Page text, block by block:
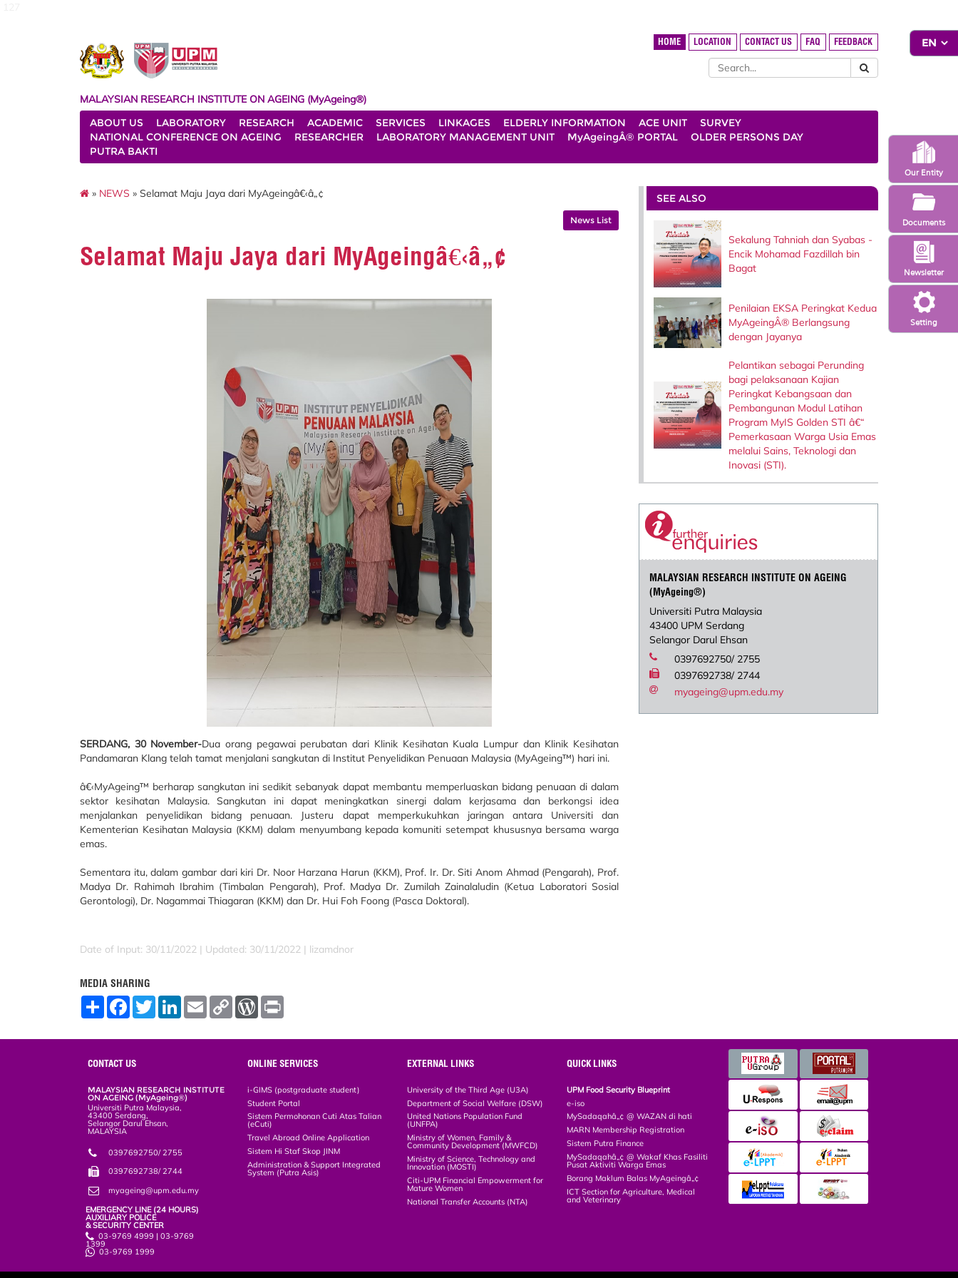
Setting
Newsletter
Our Entity
Documents
HOME LOCATION CONTACT US FAQ FEEDBACK
MALAYSIAN RESEARCH INSTITUTE ON AGEING (MyAgeing®)
ABOUT US
LABORATORY RESEARCH ACADEMIC SERVICES LINKAGES ELDERLY INFORMATION ACE UNIT
SURVEY
NATIONAL CONFERENCE ON AGEING
RESEARCHER LABORATORY MANAGEMENT UNIT MyAgeingÂ® PORTAL
OLDER PERSONS DAY
PUTRA BAKTI
» NEWS » Selamat Maju Jaya dari MyAgeingâ€‹â„¢
News List
Selamat Maju Jaya dari MyAgeingâ€‹â„¢
SERDANG, 30 November-Dua orang pegawai perubatan dari Klinik Kesihatan Kuala Lumpur dan Klinik Kesihatan
Pandamaran Klang telah tamat menjalani sangkutan di Institut Penyelidikan Penuaan Malaysia (MyAgeing™) hari ini.
â€‹MyAgeing™ berharap sangkutan ini sedikit sebanyak dapat membantu memperluaskan bidang penuaan di dalam
sektor kesihatan Malaysia. Sangkutan ini dapat meningkatkan sinergi dalam kerjasama dan berkongsi idea
menjalankan penyelidikan bidang penuaan. Justeru dapat memperkukuhkan jaringan antara Universiti dan
Kementerian Kesihatan Malaysia (KKM) dalam menyumbang kepada komuniti setempat khususnya bersama warga
emas.
Sementara itu, dalam gambar dari kiri Dr. Noor Harzana Harun (KKM), Prof. Ir. Dr. Siti Anom Ahmad (Pengarah), Prof.
Madya Dr. Rahimah Ibrahim (Timbalan Pengarah), Prof. Madya Dr. Zumilah Zainalaludin (Ketua Laboratori Sosial
Gerontologi), Dr. Nagammai Thiagaran (KKM) dan Dr. Hui Foh Foong (Pasca Doktoral).
Date of Input: 30/11/2022 | Updated: 30/11/2022 | lizamdnor
MEDIA SHARING
S
F
o
o
T
w
L
E
m
C
W
r
e
s
SEE ALSO
Sekalung Tahniah dan Syabas -
Encik Mohamad Fazdillah bin
Bagat
Penilaian EKSA Peringkat Kedua
MyAgeingÂ® Berlangsung
dengan Jayanya
Pelantikan sebagai Perunding
bagi pelaksanaan Kajian
Peringkat Kebangsaan dan
Pembangunan Modul Latihan
Program MyIS Golden STI â€“
Pemerkasaan Warga Usia Emas
melalui Sains, Teknologi dan
Inovasi (STI).
MALAYSIAN RESEARCH INSTITUTE ON AGEING
(MyAgeing®)
Universiti Putra Malaysia
43400 UPM Serdang
Selangor Darul Ehsan
0397692750/ 2755
0397692738/ 2744
myageing@upm.edu.my
CONTACT US
MALAYSIAN RESEARCH INSTITUTE
ON AGEING (MyAgeing®)
Universiti Putra Malaysia,
43400 Serdang,
Selangor Darul Ehsan,
MALAYSIA
0397692750/ 2755
0397692738/ 2744
myageing@upm.edu.my
EMERGENCY LINE (24 HOURS)
AUXILIARY POLICE
& SECURITY CENTER
03-9769 4999 | 03-9769
1399
03-9769 1999
ONLINE SERVICES
i-GIMS (postgraduate student)
Student Portal
Sistem Permohonan Cuti Atas Talian
(eCuti)
Travel Abroad Online Application
Sistem Hi Staf Skop JINM
Administration & Support Integrated
System (Putra Asis)
EXTERNAL LINKS
University of the Third Age (U3A)
Department of Social Welfare (DSW)
United Nations Population Fund
(UNFPA)
Ministry of Women, Family &
Community Development (MWFCD)
Ministry of Science, Technology and
Innovation (MOSTI)
Citi-UPM Financial Empowerment for
Mature Women
National Transfer Accounts (NTA)
QUICK LINKS
UPM Food Security Blueprint
e-iso
MySadaqahâ„¢ @ WAZAN di hati
MARN Membership Registration
Sistem Putra Finance
MySadaqahâ„¢ @ Wakaf Khas Fasiliti
Pusat Aktiviti Warga Emas
Borang Maklum Balas MyAgeingâ„¢
ICT Section for Agriculture, Medical
and Veterinary